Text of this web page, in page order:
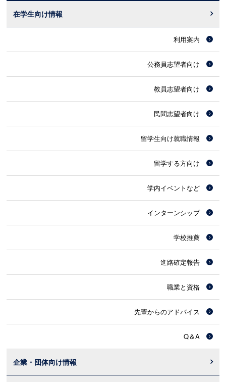
在学生向け情報
利用案内
公務員志望者向け
教員志望者向け
民間志望者向け
留学生向け就職情報
留学する方向け
学内イベントなど
インターンシップ
学校推薦
進路確定報告
職業と資格
先輩からのアドバイス
Q＆A
企業・団体向け情報